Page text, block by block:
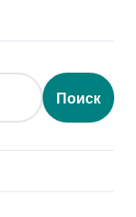
Поиск